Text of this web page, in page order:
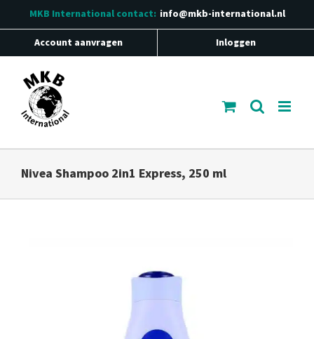
inhoud
MKB Internationalcontact: info@mkb-international.nl
Account aanvragen Inloggen
Nivea Shampoo 2in1 Express, 250 ml